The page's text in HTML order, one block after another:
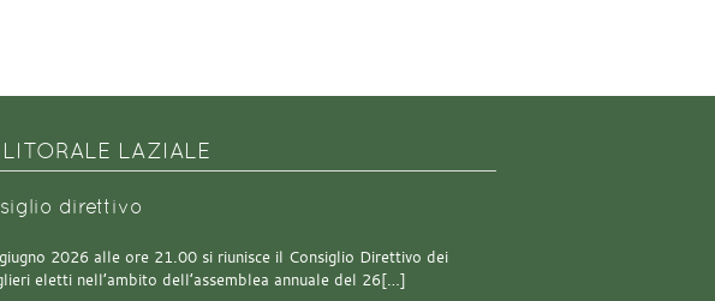
LAZIALE
direttivo
2026 alle ore 21.00 si riunisce il Consiglio Direttivo dei
eletti nell’ambito dell’assemblea annuale del 26[…]